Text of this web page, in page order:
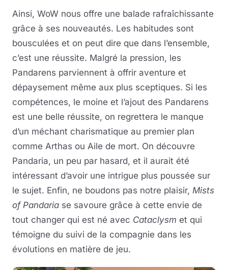
Ainsi, WoW nous offre une balade rafraîchissante
grâce à ses nouveautés. Les habitudes sont
bousculées et on peut dire que dans l’ensemble,
c’est une réussite. Malgré la pression, les
Pandarens parviennent à offrir aventure et
dépaysement même aux plus sceptiques. Si les
compétences, le moine et l’ajout des Pandarens
est une belle réussite, on regrettera le manque
d’un méchant charismatique au premier plan
comme Arthas ou Aile de mort. On découvre
Pandaria, un peu par hasard, et il aurait été
intéressant d’avoir une intrigue plus poussée sur
le sujet. Enfin, ne boudons pas notre plaisir, Mists
of Pandaria se savoure grâce à cette envie de
tout changer qui est né avec Cataclysm et qui
témoigne du suivi de la compagnie dans les
évolutions en matière de jeu.